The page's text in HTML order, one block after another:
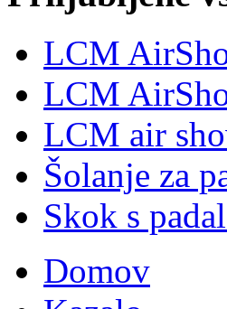
LCM
LCM
LCM air
Šolanje za
Skok s
Domov